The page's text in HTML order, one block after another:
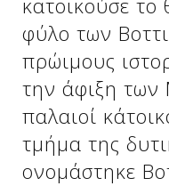
Δείτε μας:
Δείτε μας:
κατοικούσε το
φύλο των
πρώιμους
την άφιξη
παλαιοί
τμήμα της
ονομάστηκε